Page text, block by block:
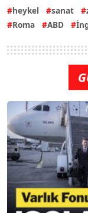
heykel sanat
Roma
ABD